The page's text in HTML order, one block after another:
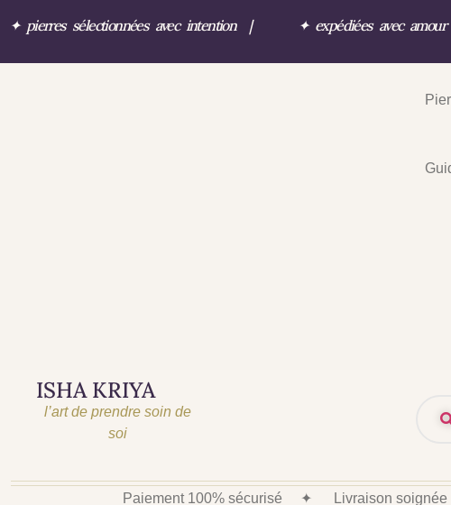
✦ pierres sélectionnées avec intention | ✦ expédiées avec
ISHA KRIYA
l’art de prendre soin de
soi
Paiement 100% sécurisé ✦ Livraison